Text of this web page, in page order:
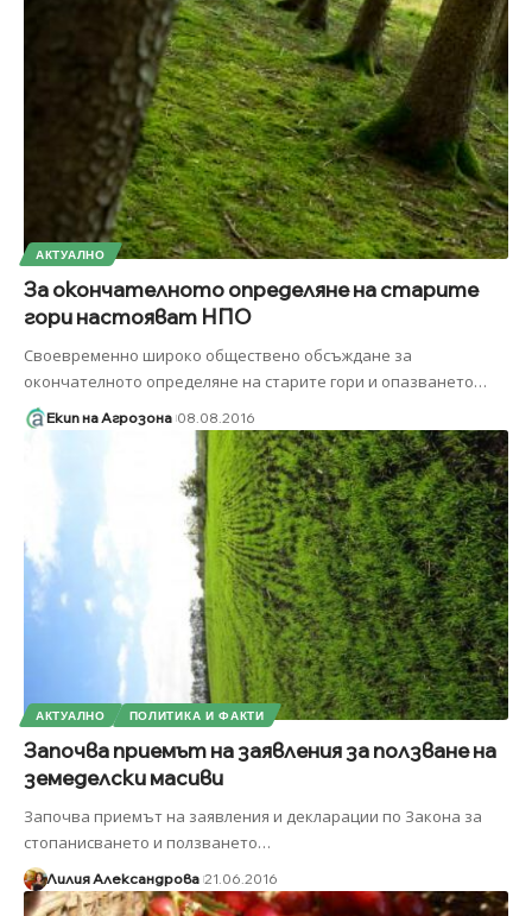
АКТУАЛНО
За окончателното определяне на старите
гори настояват НПО
Своевременно широко обществено обсъждане за
окончателното определяне на старите гори и опазването…
Екип на Агрозона 08.08.2016
АКТУАЛНО ПОЛИТИКА И ФАКТИ
Започва приемът на заявления за ползване на
земеделски масиви
Започва приемът на заявления и декларации по Закона за
стопанисването и ползването…
Лилия Александрова 21.06.2016